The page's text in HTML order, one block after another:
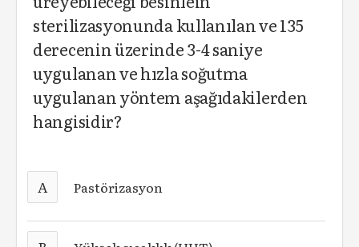
sterilizasyonunda kullanılan ve 135
derecenin üzerinde 3-4 saniye
uygulanan ve hızla soğutma
uygulanan yöntem aşağıdakilerden
hangisidir?
A Pastörizasyon